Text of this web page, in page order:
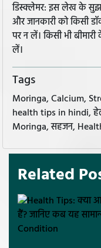
डिस्क्लेमर: इस लेख के
और जानकारी को किसी
पर न लें। किसी भी
लें।
Tags
Moringa, Calcium,
health tips in hindi,
Moringa, सहजन,
Related